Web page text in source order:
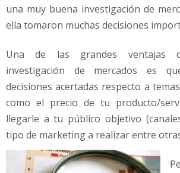
i
s
una muy buena investigación de
ella tomaron muchas decisiones
Una de las grandes ventajas
investigación de mercados es
decisiones acertadas respecto a
como el precio de tu producto/
llegarle a tu público objetivo
tipo de marketing a realizar entre